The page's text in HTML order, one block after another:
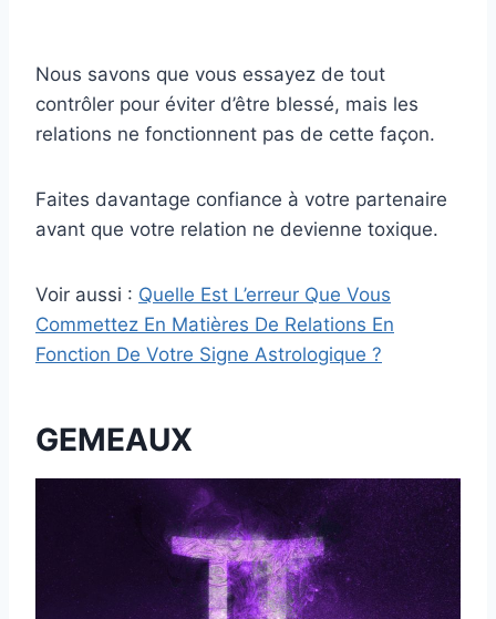
Nous savons que vous essayez de tout
contrôler pour éviter d’être blessé, mais les
relations ne fonctionnent pas de cette façon.
Faites davantage confiance à votre partenaire
avant que votre relation ne devienne toxique.
Voir aussi : Quelle Est L’erreur Que Vous
Commettez En Matières De Relations En
Fonction De Votre Signe Astrologique ?
GEMEAUX